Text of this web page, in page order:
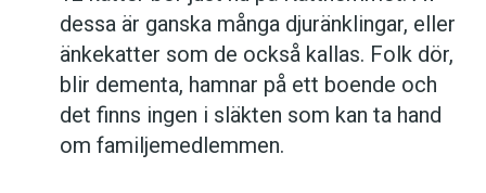
dessa är ganska många djuränklingar, eller
änkekatter som de också kallas. Folk dör,
blir dementa, hamnar på ett boende och
det finns ingen i släkten som kan ta hand
om familjemedlemmen.